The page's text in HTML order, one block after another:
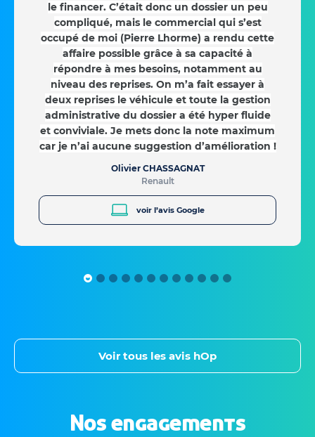
le financer. C’était donc un dossier un peu
compliqué, mais le commercial qui s’est
occupé de moi (Pierre Lhorme) a rendu cette
affaire possible grâce à sa capacité à
répondre à mes besoins, notamment au
niveau des reprises. On m’a fait essayer à
deux reprises le véhicule et toute la gestion
administrative du dossier a été hyper fluide
et conviviale. Je mets donc la note maximum
car je n’ai aucune suggestion d’amélioration !
Olivier CHASSAGNAT
Renault
voir l’avis Google
Voir tous les avis hOp
Nos engagements